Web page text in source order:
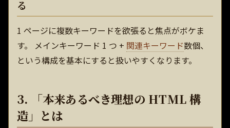
る
1 ページに複数キーワードを欲張ると焦点がボケま
す。 メインキーワード 1 つ + 関連キーワード数個、
という構成を基本にすると扱いやすくなります。
3. 「本来あるべき理想の HTML 構
造」とは